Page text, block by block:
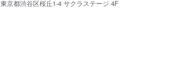
東京都渋谷区桜丘1-4 サクラステージ 4F